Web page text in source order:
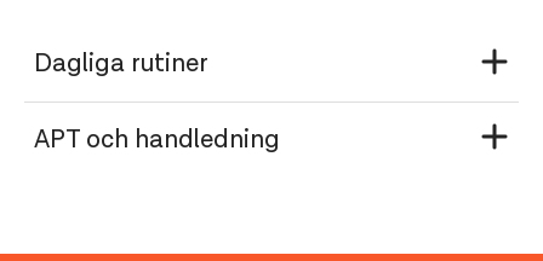
Dagliga rutiner
APT och handledning